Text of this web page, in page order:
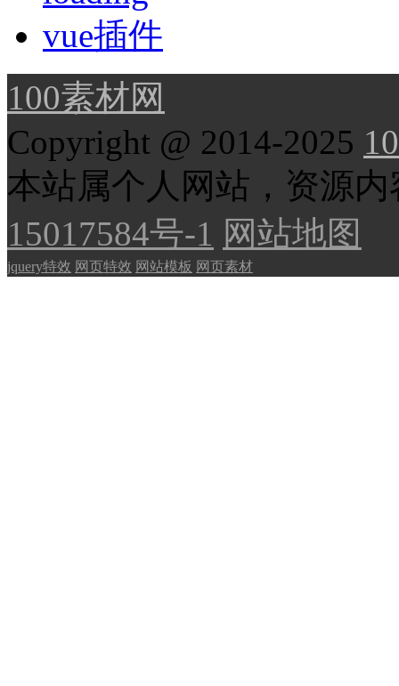
vue插件
100素材网
Copyright @ 2014-2025
本站属个人网站，资源
15017584号-1 网站地图
jquery特效 网页特效 网站模板 网页素材